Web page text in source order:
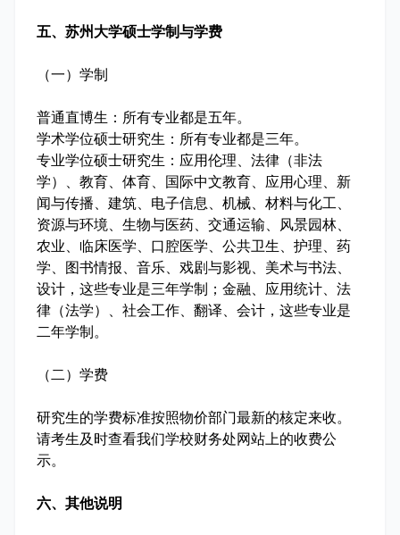
五、苏州大学硕士学制与学费
（一）学制
普通直博生：所有专业都是五年。
学术学位硕士研究生：所有专业都是三年。
专业学位硕士研究生：应用伦理、法律（非法
学）、教育、体育、国际中文教育、应用心理、新
闻与传播、建筑、电子信息、机械、材料与化工、
资源与环境、生物与医药、交通运输、风景园林、
农业、临床医学、口腔医学、公共卫生、护理、药
学、图书情报、音乐、戏剧与影视、美术与书法、
设计，这些专业是三年学制；金融、应用统计、法
律（法学）、社会工作、翻译、会计，这些专业是
二年学制。
（二）学费
研究生的学费标准按照物价部门最新的核定来收。
请考生及时查看我们学校财务处网站上的收费公
示。
六、其他说明